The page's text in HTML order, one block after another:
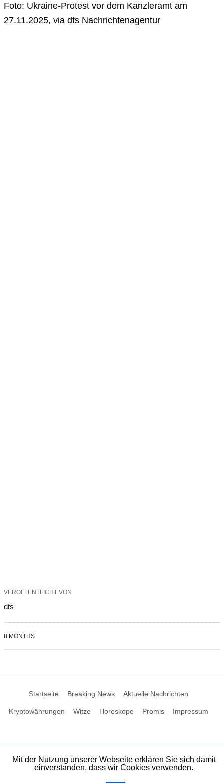
Foto: Ukraine-Protest vor dem Kanzleramt am
27.11.2025, via dts Nachrichtenagentur
VERÖFFENTLICHT VON
dts
8 MONTHS
Startseite Breaking News Aktuelle Nachrichten
Kryptowährungen Witze Horoskope Promis Impressum
Mit der Nutzung unserer Webseite erklären Sie sich damit
einverstanden, dass wir Cookies verwenden.